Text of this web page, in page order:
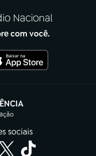
Nacional
com você.
em nova aba)
sociais